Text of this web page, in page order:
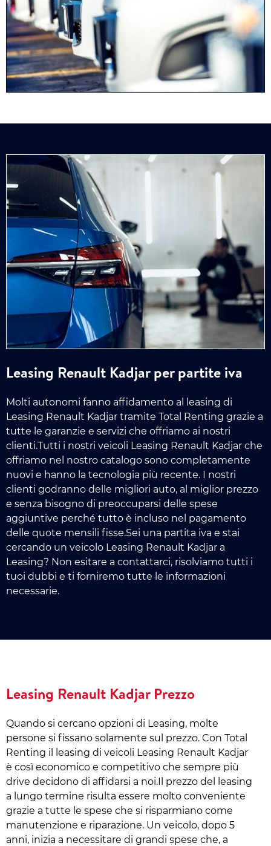
Leasing Renault Kadjar per partite iva
Molti autonomi fanno affidamento al leasing di
Leasing Renault Kadjar tramite Total Renting grazie a
tutte le garanzie e servizi che offriamo ai nostri
clienti.Tutti i nostri veicoli Leasing Renault Kadjar che
offriamo nel nostro catalogo sono completamente
nuovi e hanno la tecnologia più recente. I nostri
clienti godranno delle migliori auto, al miglior prezzo
e senza bisogno di preoccuparsi delle spese
aggiuntive perché tutto è incluso nel pagamento
delle quote mensili fisse.Sei una partita iva e stai
cercando un veicolo Leasing Renault Kadjar a
Leasing? Non esitare a contattarci, risolviamo tutti i
tuoi dubbi e ti forniremo tutte le informazioni
necessarie.
Leasing Renault Kadjar Prezzo
Quando si cercano opzioni di Leasing, molte
persone si fissano solamente sul prezzo. Con Total
Renting il leasing di veicoli Leasing Renault Kadjar
è così economico e competitivo che sempre più
drive decidono di affidarsi a noi.Il prezzo del leasing
a lungo termine risulta essere molto conveniente
grazie a tutte le spese che si risparmiano come
manutenzione e riparazione. Un veicolo, dopo 5
anni, inizia a necessitare di grandi spese che, a